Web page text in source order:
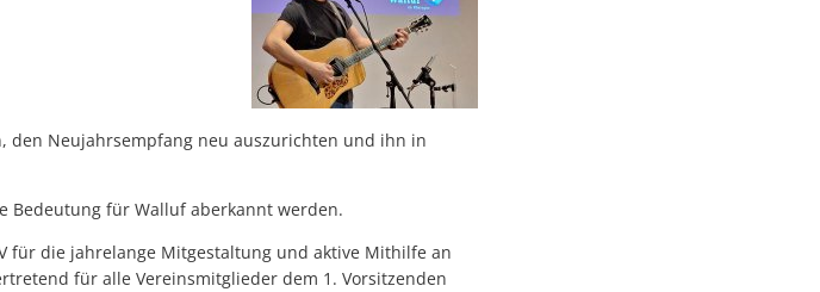
den Neujahrsempfang neu auszurichten und ihn in
Bedeutung für Walluf aberkannt werden.
für die jahrelange Mitgestaltung und aktive Mithilfe an
für alle Vereinsmitglieder dem 1. Vorsitzenden